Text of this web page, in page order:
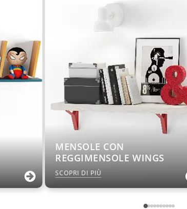
MENSOLE CON
REGGIMENSOLE WINGS
SCOPRI DI PIÙ